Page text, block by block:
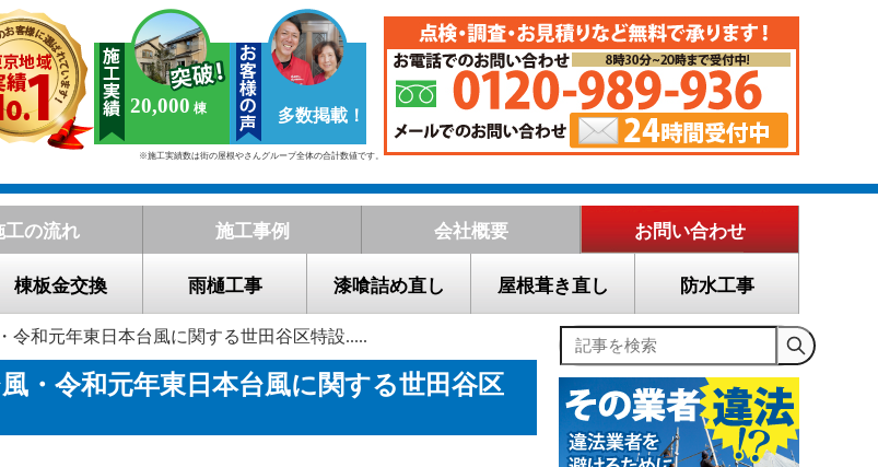
20,000 多数掲載！
※施工実績数は街の屋根やさんグループ全体の合計数値です。
工の流れ 施工事例 会社概要 お問い合わせ
棟板金交換 雨樋工事 漆喰詰め直し 屋根葺き直し 防水工事
令和元年東日本台風に関する世田谷区特設.....
・令和元年東日本台風に関する世田谷区
記事を検索